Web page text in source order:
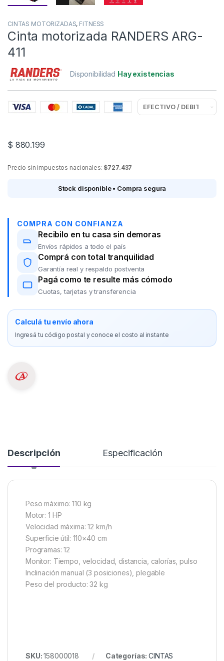
CINTAS MOTORIZADAS, FITNESS
Cinta motorizada RANDERS ARG-
411
Disponibilidad Hay existencias
$ 880.199
Precio sin impuestos nacionales: $727.437
Stock disponible • Compra segura
COMPRA CON CONFIANZA
Recibilo en tu casa sin demoras
Envíos rápidos a todo el país
Comprá con total tranquilidad
Garantía real y respaldo postventa
Pagá como te resulte más cómodo
Cuotas, tarjetas y transferencia
Calculá tu envío ahora
Ingresá tu código postal y conoce el costo al instante
Descripción Especificación
Peso máximo: 110 kg
Motor: 1 HP
Velocidad máxima: 12 km/h
Superficie útil: 110×40 cm
Programas: 12
Monitor: Tiempo, velocidad, distancia, calorías, pulso
Inclinación manual (3 posiciones), plegable
Peso del producto: 32 kg
SKU:158000018 Categorías:CINTAS